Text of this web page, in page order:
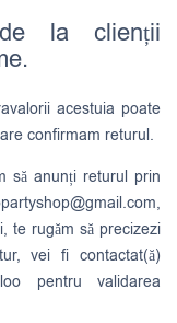
la clienții
acestuia poate
confirmam returul.
să anunți returul prin
,
te rugăm să precizezi
vei fi contactat(ă)
pentru validarea